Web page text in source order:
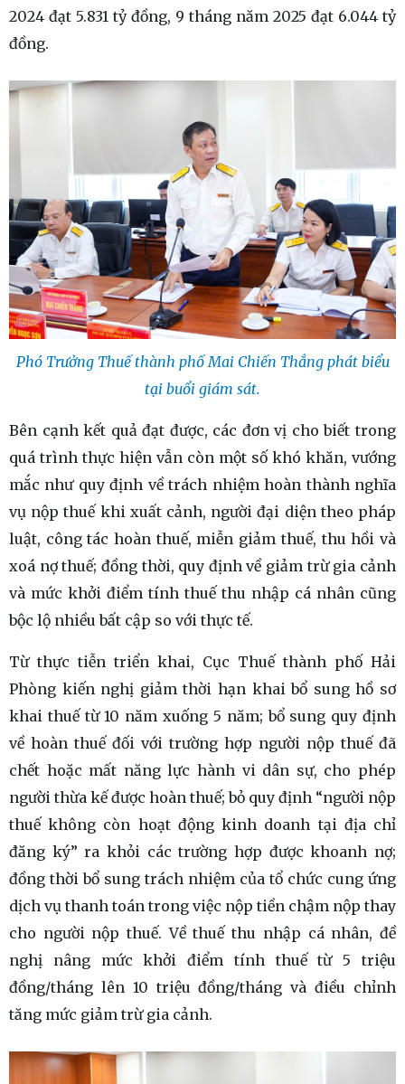
2024 đạt 5.831 tỷ đồng, 9 tháng năm 2025 đạt 6.044 tỷ
đồng.
Phó Trưởng Thuế thành phố Mai Chiến Thắng phát biểu
tại buổi giám sát.
Bên cạnh kết quả đạt được, các đơn vị cho biết trong
quá trình thực hiện vẫn còn một số khó khăn, vướng
mắc như quy định về trách nhiệm hoàn thành nghĩa
vụ nộp thuế khi xuất cảnh, người đại diện theo pháp
luật, công tác hoàn thuế, miễn giảm thuế, thu hồi và
xoá nợ thuế; đồng thời, quy định về giảm trừ gia cảnh
và mức khởi điểm tính thuế thu nhập cá nhân cũng
bộc lộ nhiều bất cập so với thực tế.
Từ thực tiễn triển khai, Cục Thuế thành phố Hải
Phòng kiến nghị giảm thời hạn khai bổ sung hồ sơ
khai thuế từ 10 năm xuống 5 năm; bổ sung quy định
về hoàn thuế đối với trường hợp người nộp thuế đã
chết hoặc mất năng lực hành vi dân sự, cho phép
người thừa kế được hoàn thuế; bỏ quy định “người nộp
thuế không còn hoạt động kinh doanh tại địa chỉ
đăng ký” ra khỏi các trường hợp được khoanh nợ;
đồng thời bổ sung trách nhiệm của tổ chức cung ứng
dịch vụ thanh toán trong việc nộp tiền chậm nộp thay
cho người nộp thuế. Về thuế thu nhập cá nhân, đề
nghị nâng mức khởi điểm tính thuế từ 5 triệu
đồng/tháng lên 10 triệu đồng/tháng và điều chỉnh
tăng mức giảm trừ gia cảnh.